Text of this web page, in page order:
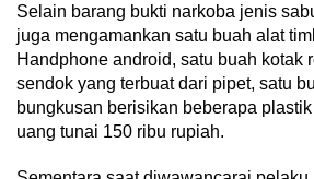
Selain barang bukti narkoba jenis
juga mengamankan satu buah alat
Handphone android, satu buah kotak
sendok yang terbuat dari pipet, satu
bungkusan berisikan beberapa
uang tunai 150 ribu rupiah.